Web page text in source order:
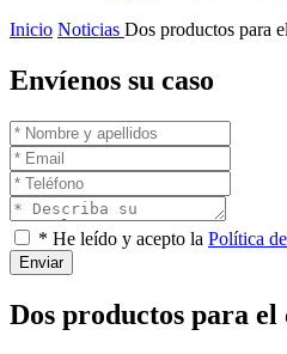
Inicio Noticias Dos productos para
Envíenos su caso
* He leído y acepto la Política
Enviar
Dos productos para el